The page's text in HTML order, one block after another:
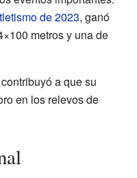
de 2023, ganó
metros y una de
a que su
en los relevos de